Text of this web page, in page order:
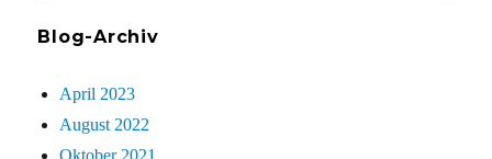
Blog-Archiv
April 2023
August 2022
Oktober 2021